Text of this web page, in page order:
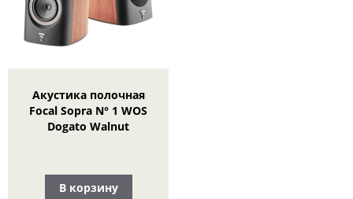
Акустика полочная
Focal Sopra N° 1 WOS
Dogato Walnut
В корзину